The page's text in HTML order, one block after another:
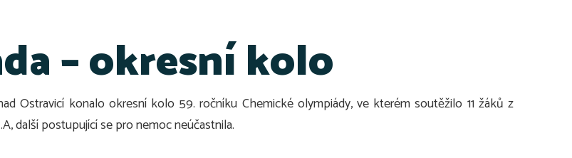
– okresní kolo
Ostravicí konalo okresní kolo 59. ročníku Chemické olympiády, ve kterém soutěžilo 11 žáků z
další postupující se pro nemoc neúčastnila.